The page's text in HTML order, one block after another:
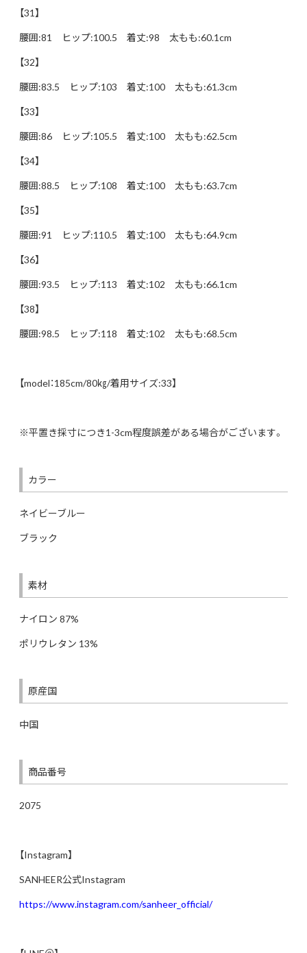
【31】
腰囲:81 ヒップ:100.5 着丈:98 太もも:60.1cm
【32】
腰囲:83.5 ヒップ:103 着丈:100 太もも:61.3cm
【33】
腰囲:86 ヒップ:105.5 着丈:100 太もも:62.5cm
【34】
腰囲:88.5 ヒップ:108 着丈:100 太もも:63.7cm
【35】
腰囲:91 ヒップ:110.5 着丈:100 太もも:64.9cm
【36】
腰囲:93.5 ヒップ:113 着丈:102 太もも:66.1cm
【38】
腰囲:98.5 ヒップ:118 着丈:102 太もも:68.5cm
【model：185cm/80㎏/着用サイズ:33】
※平置き採寸につき1-3cm程度誤差がある場合がございます。
カラー
ネイビーブルー
ブラック
素材
ナイロン 87%
ポリウレタン 13%
原産国
中国
商品番号
2075
【Instagram】
SANHEER公式Instagram
https://www.instagram.com/sanheer_official/